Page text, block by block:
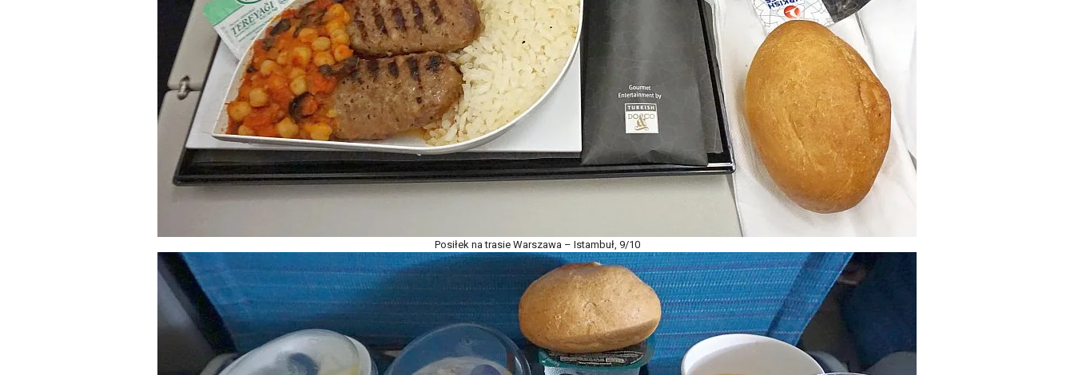
Posiłek na trasie Warszawa – Istambuł, 9/10